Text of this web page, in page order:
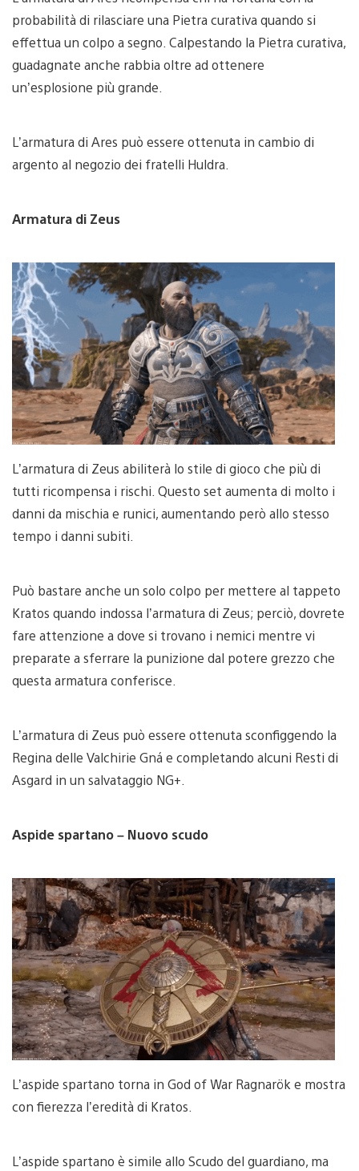
probabilità di rilasciare una Pietra curativa quando si
effettua un colpo a segno. Calpestando la Pietra curativa,
guadagnate anche rabbia oltre ad ottenere
un’esplosione più grande.
L’armatura di Ares può essere ottenuta in cambio di
argento al negozio dei fratelli Huldra.
Armatura di Zeus
L’armatura di Zeus abiliterà lo stile di gioco che più di
tutti ricompensa i rischi. Questo set aumenta di molto i
danni da mischia e runici, aumentando però allo stesso
tempo i danni subiti.
Può bastare anche un solo colpo per mettere al tappeto
Kratos quando indossa l’armatura di Zeus; perciò, dovrete
fare attenzione a dove si trovano i nemici mentre vi
preparate a sferrare la punizione dal potere grezzo che
questa armatura conferisce.
L’armatura di Zeus può essere ottenuta sconfiggendo la
Regina delle Valchirie Gná e completando alcuni Resti di
Asgard in un salvataggio NG+.
Aspide spartano – Nuovo scudo
L’aspide spartano torna in God of War Ragnarök e mostra
con fierezza l’eredità di Kratos.
L’aspide spartano è simile allo Scudo del guardiano, ma